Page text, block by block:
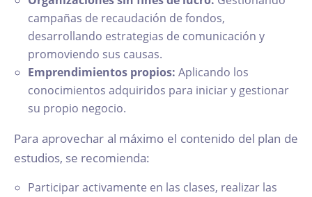
campañas de recaudación de fondos,
desarrollando estrategias de comunicación y
promoviendo sus causas.
Emprendimientos propios: Aplicando los
conocimientos adquiridos para iniciar y gestionar
su propio negocio.
Para aprovechar al máximo el contenido del plan de
estudios, se recomienda:
Participar activamente en las clases, realizar las